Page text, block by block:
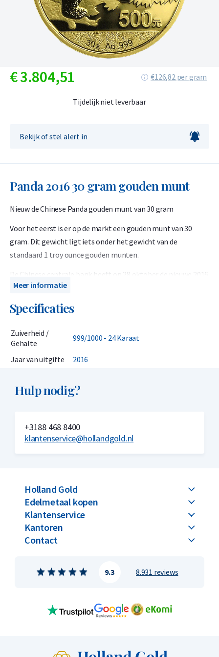
€3.804,51 €126,82 per gram
Tijdelijk niet leverbaar
Bekijk of stel alert in
Panda 2016 30 gram gouden munt
Nieuw de Chinese Panda gouden munt van 30 gram
Voor het eerst is er op de markt een gouden munt van 30
gram. Dit gewicht ligt iets onder het gewicht van de
standaard 1 troy ounce gouden munten.
De Chinese centrale bank heeft op 28 oktober de nieuwe 2016
serie van gouden en zilveren beleggingsmunten
gewicht voor het eerst niet meer op een troy ounce
De munt is geslagen in negen verschillende formaten. De 30
versies. De andere gewichten van de gouden munt zijn Goud: 1
Meer informatie
Specificaties
Zuiverheid /
Gehalte
999/1000 - 24 Karaat
Jaar van uitgifte 2016
Hulp nodig?
+3188 468 8400
klantenservice@hollandgold.nl
Holland Gold
Edelmetaal kopen
Klantenservice
Kantoren
Contact
8.931 reviews
9.3